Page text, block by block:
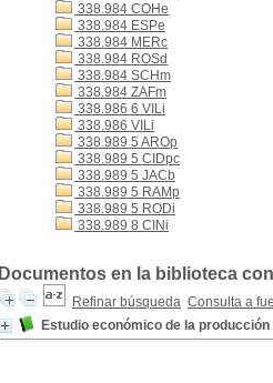
338.984 COHe
338.984 ESPe
338.984 MERc
338.984 ROSd
338.984 SCHm
338.984 ZAFm
338.986 6 VILi
338.986 VILi
338.989 5 AROp
338.989 5 CIDpc
338.989 5 JACb
338.989 5 RAMp
338.989 5 RODi
338.989 8 CINi
Documentos en la biblioteca
Refinar búsqueda Consulta a
Estudio económico de la